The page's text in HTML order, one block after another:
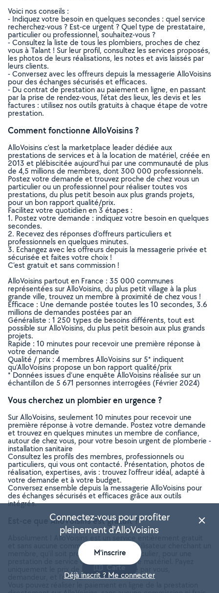
Voici nos conseils :
- Indiquez votre besoin en quelques secondes : quel service
recherchez-vous ? Est-ce urgent ? Quel type de prestataire,
particulier ou professionnel, souhaitez-vous ?
- Consultez la liste de tous les plombiers, proches de chez
vous à Talant ! Sur leur profil, consultez les services proposés,
les photos de leurs réalisations, les notes et avis laissés par
leurs clients.
- Conversez avec les offreurs depuis la messagerie AlloVoisins
pour des échanges sécurisés et efficaces.
- Du contrat de prestation au paiement en ligne, en passant
par la prise de rendez-vous, l’état des lieux, les devis et les
factures : utilisez nos outils gratuits à chaque étape de votre
prestation.
Comment fonctionne AlloVoisins ?
AlloVoisins c’est la marketplace leader dédiée aux
prestations de services et à la location de matériel, créée en
2013 et plébiscitée aujourd’hui par une communauté de plus
de 4,5 millions de membres, dont 300 000 professionnels.
Postez votre demande et trouvez proche de chez vous un
particulier ou un professionnel pour réaliser toutes vos
prestations, du plus petit besoin aux plus grands projets,
pour un bon rapport qualité/prix.
Facilitez votre quotidien en 3 étapes :
1. Postez votre demande : indiquez votre besoin en quelques
secondes.
2. Recevez des réponses d’offreurs particuliers et
professionnels en quelques minutes.
3. Echangez avec les offreurs depuis la messagerie privée et
sécurisée et faites votre choix !
C’est gratuit et sans commission !
AlloVoisins partout en France : 35 000 communes
représentées sur AlloVoisins, du plus petit village à la plus
grande ville, trouvez un membre à proximité de chez vous !
Efficace : Une demande postée toutes les 10 secondes, 3.6
millions de demandes postées par an
Généraliste : 1 250 types de besoins différents, tout est
possible sur AlloVoisins, du plus petit besoin aux plus grands
projets.
Rapide : 10 minutes pour recevoir une première réponse à
votre demande
Qualité / prix : 4 membres AlloVoisins sur 5* indiquent
qu’AlloVoisins propose un bon rapport qualité/prix
* Données issues d’une enquête AlloVoisins réalisée sur un
échantillon de 5 671 personnes interrogées (Février 2024)
Vous cherchez un plombier en urgence ?
Sur AlloVoisins, seulement 10 minutes pour recevoir une
première réponse à votre demande. Postez votre demande
et trouvez en quelques minutes un membre de confiance,
autour de chez vous, pour votre besoin urgent de plomberie -
installation sanitaire
Consultez les profils des membres, professionnels ou
particuliers, qui vous ont contacté. Présentation, photos de
réalisation, expertises, avis : trouvez l'offreur idéal, adapté à
votre demande et à votre budget.
Conversez ensemble depuis la messagerie AlloVoisins pour
des échanges sécurisés et efficaces grâce aux outils
intégrés.
Est-ce que AlloVoisins est gratuit ?
Absolument ! AlloVoisins est un service entièrement gratuit
et sans aucune commission pour tout utilisateur cherchant un
membre, qu’il soit professionnel ou particulier, pour une
prestation de service ou une location de matériel. Payez
demandeur, et l’offreur.
Carte
Connectez-vous pour profiter
pleinement d'AlloVoisins
M'inscrire
Déjà inscrit ? Me connecter